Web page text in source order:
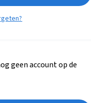
geen account op de